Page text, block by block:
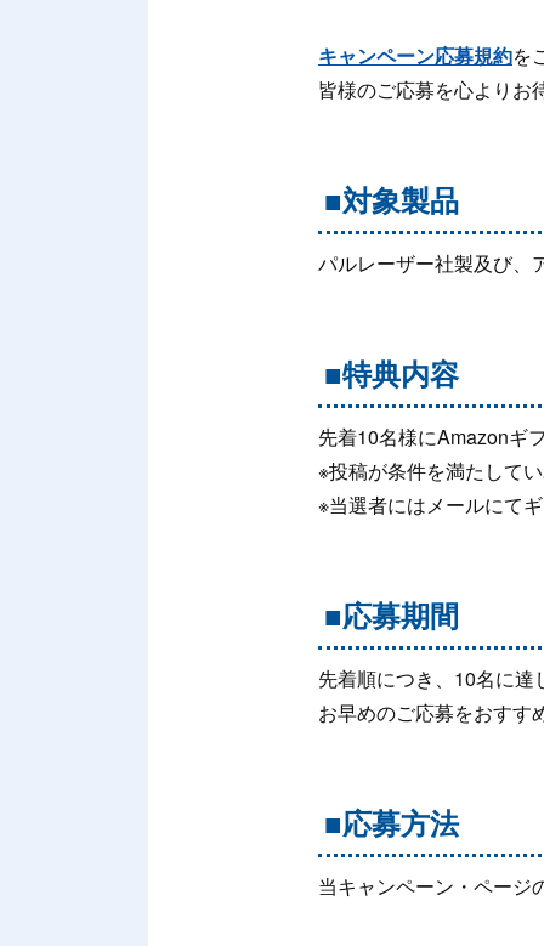
キャンペーン応募規約を
皆様のご応募を心よりお
■対象製品
パルレーザー社製及び、
■特典内容
先着10名様にAmazonギ
※投稿が条件を満たして
※当選者にはメールにて
■応募期間
先着順につき、10名に
お早めのご応募をおすす
■応募方法
当キャンペーン・ページ